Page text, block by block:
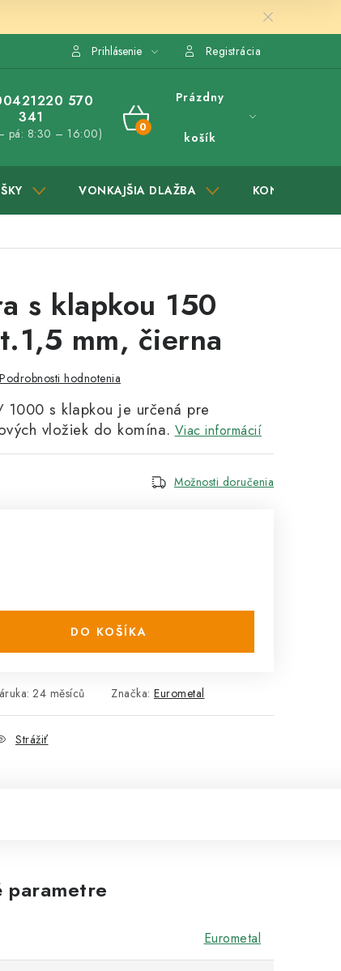
Prihlásenie Registrácia
570
341
pá: 8:30 – 16:00)
NÁKUPNÝ
Prázdny
košík
VONKAJŠIA DLAŽBA KONTAKTY
s klapkou 150
mm, čierna
Podrobnosti hodnotenia
1000 s klapkou je určená pre
vložiek do komína. Viac informácií
Možnosti doručenia
DO KOŠÍKA
: 24 měsíců Značka: Eurometal
Strážiť
parametre
Eurometal